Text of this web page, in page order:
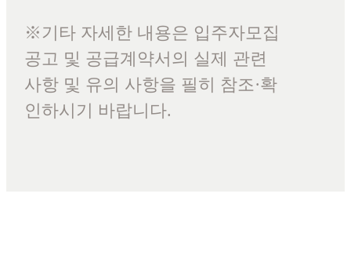
※기타 자세한 내용은 입주자모집
공고 및 공급계약서의 실제 관련
사항 및 유의 사항을 필히 참조·확
인하시기 바랍니다.